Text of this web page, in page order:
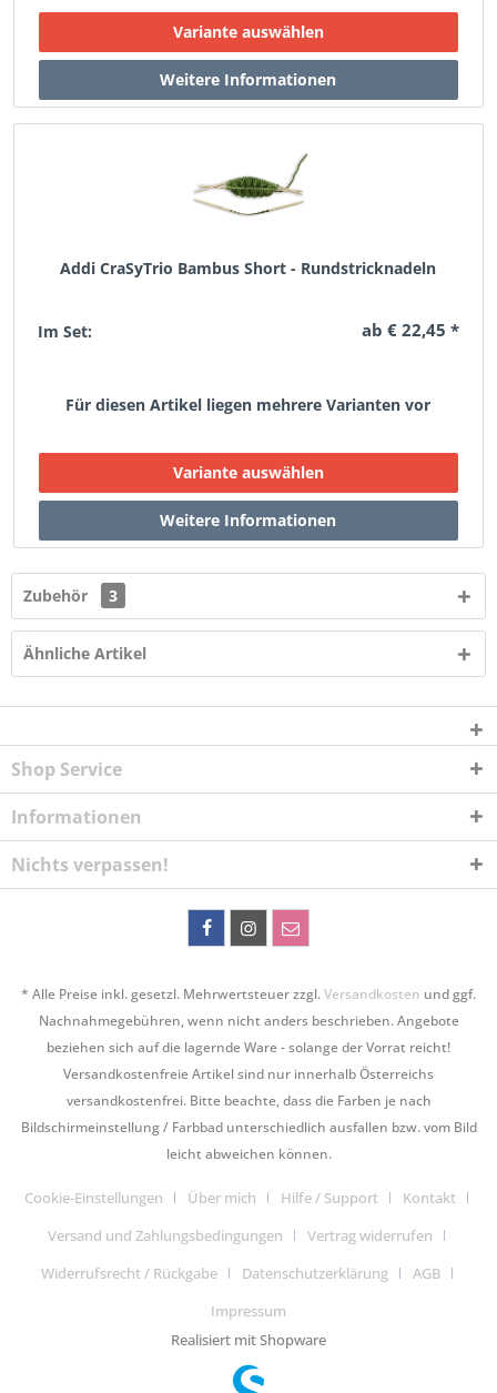
Addi CraSyTrio Bambus Short - Rundstricknadeln
Im Set: ab € 22,45 *
Für diesen Artikel liegen mehrere Varianten vor
Zubehör 3
Ähnliche Artikel
Shop Service
Informationen
Nichts verpassen!
* Alle Preise inkl. gesetzl. Mehrwertsteuer zzgl.Versandkosten und ggf.
Nachnahmegebühren, wenn nicht anders beschrieben. Angebote
beziehen sich auf die lagernde Ware - solange der Vorrat reicht!
Versandkostenfreie Artikel sind nur innerhalb Österreichs
versandkostenfrei. Bitte beachte, dass die Farben je nach
Bildschirmeinstellung / Farbbad unterschiedlich ausfallen bzw. vom Bild
leicht abweichen können.
Cookie-Einstellungen Über mich Hilfe / Support
Kontakt
Versand und Zahlungsbedingungen
Vertrag widerrufen
Widerrufsrecht / Rückgabe
Datenschutzerklärung
AGB
Impressum
Realisiert mit Shopware